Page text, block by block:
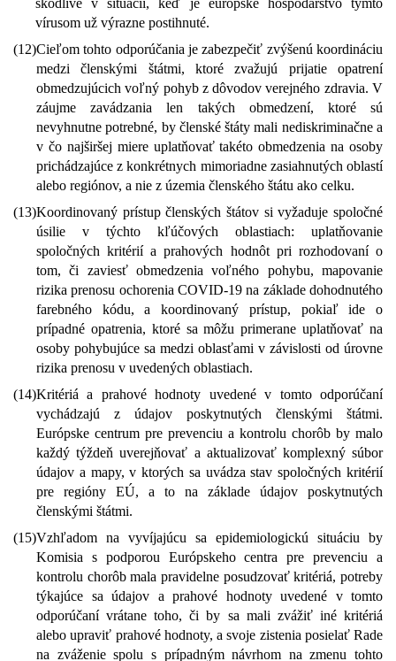
škodlivé v situácii, keď je európske hospodárstvo týmto
vírusom už výrazne postihnuté.
(12)Cieľom tohto odporúčania je zabezpečiť zvýšenú koordináciu
medzi členskými štátmi, ktoré zvažujú prijatie opatrení
obmedzujúcich voľný pohyb z dôvodov verejného zdravia. V
záujme zavádzania len takých obmedzení, ktoré sú
nevyhnutne potrebné, by členské štáty mali nediskriminačne a
v čo najširšej miere uplatňovať takéto obmedzenia na osoby
prichádzajúce z konkrétnych mimoriadne zasiahnutých oblastí
alebo regiónov, a nie z územia členského štátu ako celku.
(13)Koordinovaný prístup členských štátov si vyžaduje spoločné
úsilie v týchto kľúčových oblastiach: uplatňovanie
spoločných kritérií a prahových hodnôt pri rozhodovaní o
tom, či zaviesť obmedzenia voľného pohybu, mapovanie
rizika prenosu ochorenia COVID-19 na základe dohodnutého
farebného kódu, a koordinovaný prístup, pokiaľ ide o
prípadné opatrenia, ktoré sa môžu primerane uplatňovať na
osoby pohybujúce sa medzi oblasťami v závislosti od úrovne
rizika prenosu v uvedených oblastiach.
(14)Kritériá a prahové hodnoty uvedené v tomto odporúčaní
vychádzajú z údajov poskytnutých členskými štátmi.
Európske centrum pre prevenciu a kontrolu chorôb by malo
každý týždeň uverejňovať a aktualizovať komplexný súbor
údajov a mapy, v ktorých sa uvádza stav spoločných kritérií
pre regióny EÚ, a to na základe údajov poskytnutých
členskými štátmi.
(15)Vzhľadom na vyvíjajúcu sa epidemiologickú situáciu by
Komisia s podporou Európskeho centra pre prevenciu a
kontrolu chorôb mala pravidelne posudzovať kritériá, potreby
týkajúce sa údajov a prahové hodnoty uvedené v tomto
odporúčaní vrátane toho, či by sa mali zvážiť iné kritériá
alebo upraviť prahové hodnoty, a svoje zistenia posielať Rade
na zváženie spolu s prípadným návrhom na zmenu tohto